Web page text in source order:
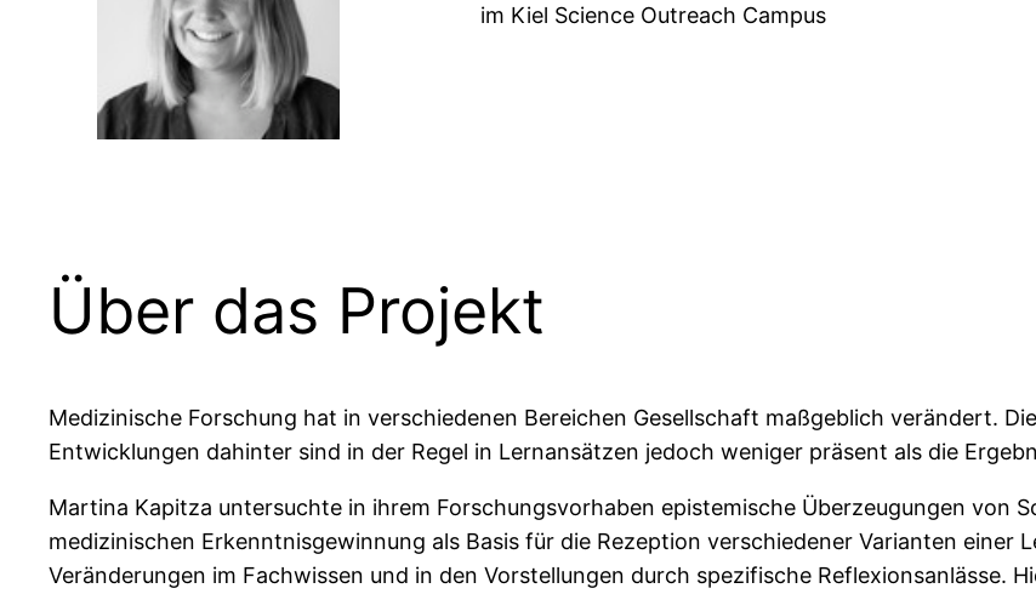
im Kiel Science Outreach Campus
Über das Projekt
Medizinische Forschung hat in verschiedenen Bereichen Gesellschaft maßgeblich verändert.
Entwicklungen dahinter sind in der Regel in Lernansätzen jedoch weniger präsent als die
Martina Kapitza untersuchte in ihrem Forschungsvorhaben epistemische Überzeugungen von
medizinischen Erkenntnisgewinnung als Basis für die Rezeption verschiedener Varianten einer
Veränderungen im Fachwissen und in den Vorstellungen durch spezifische Reflexionsanlässe.